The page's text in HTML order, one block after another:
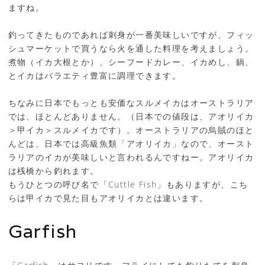
ますね。
釣ってきたものであれば刺身が一番美味しいですが、フィッ
シュマーケットで買うなら火を通した料理を考えましょう。
煮物（イカ大根とか）、シーフードカレー、イカめし、鍋、
とイカはバラエティ豊富に調理できます。
ちなみに日本でもっとも安価なスルメイカはオーストラリア
では、ほとんどありません。（日本での値段は、アオリイカ
＞甲イカ＞スルメイカです）。オーストラリアの烏賊のほと
んどは、日本では高級魚類「アオリイカ」なので、オースト
ラリアのイカが美味しいと言われるんですねー。アオリイカ
は桟橋から釣れます。
もうひとつの呼び名で「Cuttle Fish」もありますが、こち
らは甲イカで見た目もアオリイカとは違います。
Garfish